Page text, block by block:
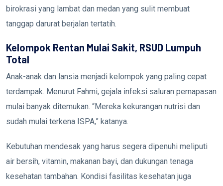
birokrasi yang lambat dan medan yang sulit membuat
tanggap darurat berjalan tertatih.
Kelompok Rentan Mulai Sakit, RSUD Lumpuh
Total
Anak-anak dan lansia menjadi kelompok yang paling cepat
terdampak. Menurut Fahmi, gejala infeksi saluran pernapasan
mulai banyak ditemukan. “Mereka kekurangan nutrisi dan
sudah mulai terkena ISPA,” katanya.
Kebutuhan mendesak yang harus segera dipenuhi meliputi
air bersih, vitamin, makanan bayi, dan dukungan tenaga
kesehatan tambahan. Kondisi fasilitas kesehatan juga